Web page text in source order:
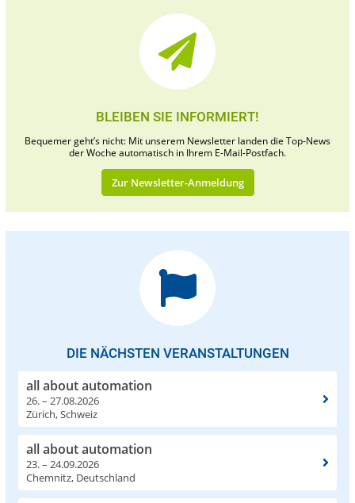
BLEIBEN SIE INFORMIERT!
Bequemer geht’s nicht: Mit unserem Newsletter landen die Top-News
der Woche automatisch in Ihrem E-Mail-Postfach.
Zur Newsletter-Anmeldung
DIE NÄCHSTEN VERANSTALTUNGEN
all about automation
26. – 27.08.2026
Zürich, Schweiz
all about automation
23. – 24.09.2026
Chemnitz, Deutschland